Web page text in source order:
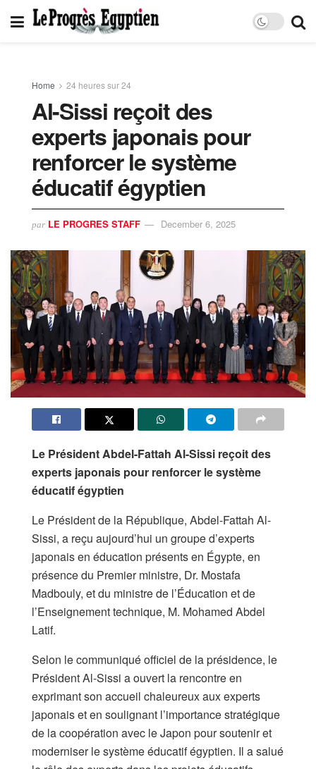
Home 24 heures sur 24
Al-Sissi reçoit des
experts japonais pour
renforcer le système
éducatif égyptien
par LE PROGRES STAFF December 6, 2025
Le Président Abdel-Fattah Al-Sissi reçoit des
experts japonais pour renforcer le système
éducatif égyptien
Le Président de la République, Abdel-Fattah Al-
Sissi, a reçu aujourd’hui un groupe d’experts
japonais en éducation présents en Égypte, en
présence du Premier ministre, Dr. Mostafa
Madbouly, et du ministre de l’Éducation et de
l’Enseignement technique, M. Mohamed Abdel
Latif.
Selon le communiqué officiel de la présidence, le
Président Al-Sissi a ouvert la rencontre en
exprimant son accueil chaleureux aux experts
japonais et en soulignant l’importance stratégique
de la coopération avec le Japon pour soutenir et
moderniser le système éducatif égyptien. Il a salué